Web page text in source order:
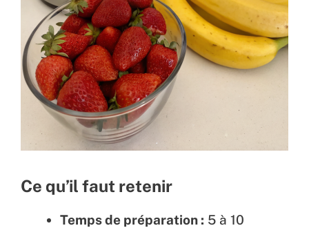
Ce qu’il faut retenir
Temps de préparation : 5 à 10